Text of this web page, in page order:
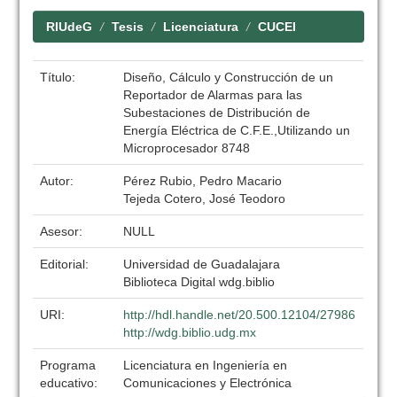
RIUdeG Tesis Licenciatura CUCEI
Título:
Diseño, Cálculo y Construcción de un
Reportador de Alarmas para las
Subestaciones de Distribución de
Energía Eléctrica de C.F.E.,Utilizando un
Microprocesador 8748
Autor:
Pérez Rubio, Pedro Macario
Tejeda Cotero, José Teodoro
Asesor: NULL
Editorial:
Universidad de Guadalajara
Biblioteca Digital wdg.biblio
URI:
http://hdl.handle.net/20.500.12104/27986
http://wdg.biblio.udg.mx
Programa
educativo:
Licenciatura en Ingeniería en
Comunicaciones y Electrónica